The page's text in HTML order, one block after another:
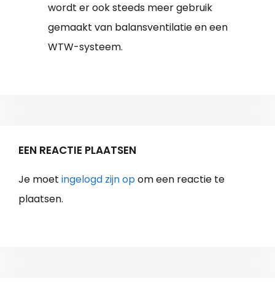
wordt er ook steeds meer gebruik
gemaakt van balansventilatie en een
WTW-systeem.
EEN REACTIE PLAATSEN
Je moet ingelogd zijn opom een reactie te
plaatsen.